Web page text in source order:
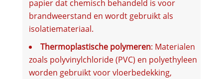
papier dat chemisch behandeld is voor
brandweerstand en wordt gebruikt als
isolatiemateriaal.
Thermoplastische polymeren: Materialen
zoals polyvinylchloride (PVC) en polyethyleen
worden gebruikt voor vloerbedekking,